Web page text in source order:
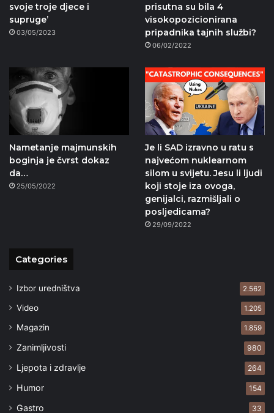
svoje troje djece i
supruge’
03/05/2023
prisutna su bila 4
visokopozicionirana
pripadnika tajnih službi?
06/02/2022
Nametanje majmunskih
boginja je čvrst dokaz
da…
25/05/2022
Je li SAD izravno u ratu s
najvećom nuklearnom
silom u svijetu. Jesu li ljudi
koji stoje iza ovoga,
genijalci, razmišljali o
posljedicama?
29/09/2022
Categories
Izbor uredništva 2.562
Video 1.205
Magazin 1.859
Zanimljivosti 980
Ljepota i zdravlje 264
Humor 154
Gastro 33